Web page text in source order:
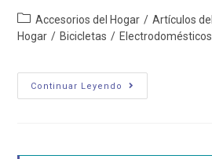
Categoría
de
Accesorios del Hogar / Artículos del
Hogar / Bicicletas / Electrodomésticos
Continuar Leyendo
Elvira
Hogar